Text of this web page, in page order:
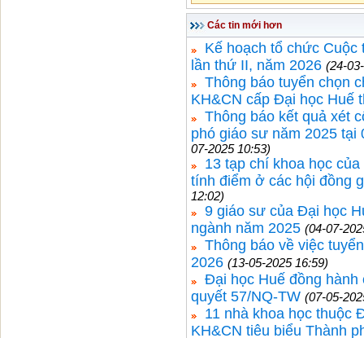
Các tin mới hơn
Kế hoạch tổ chức
lần thứ II, năm 2026 (24-
Thông báo tuyển chọn
KH&CN cấp Đại học Huế
Thông báo kết quả xét
phó giáo sư năm 2025
07-2025 10:53)
13 tạp chí khoa học
tính điểm ở các hội đồng
12:02)
9 giáo sư của Đại học
ngành năm 2025 (04-07-
Thông báo về việc
2026 (13-05-2025 16:59)
Đại học Huế đồng hành
quyết 57/NQ-TW (07-05-
11 nhà khoa học thuộc
KH&CN tiêu biểu Thành